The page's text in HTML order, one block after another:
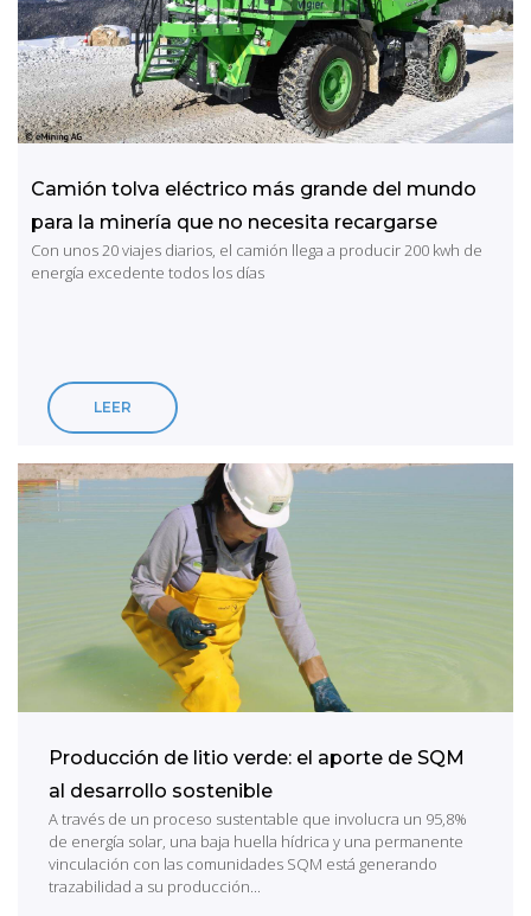
Camión tolva eléctrico más grande del mundo
para la minería que no necesita recargarse
Con unos 20 viajes diarios, el camión llega a producir 200 kwh de
energía excedente todos los días
LEER
Producción de litio verde: el aporte de SQM
al desarrollo sostenible
A través de un proceso sustentable que involucra un 95,8%
de energía solar, una baja huella hídrica y una permanente
vinculación con las comunidades SQM está generando
trazabilidad a su producción...